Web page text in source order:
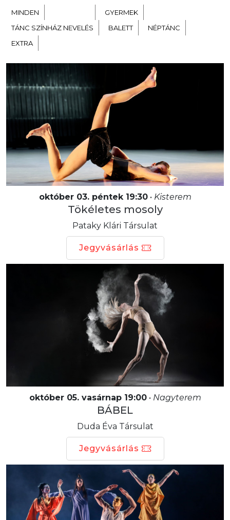
MINDEN
GYERMEK
TÁNC SZÍNHÁZ NEVELÉS
BALETT
NÉPTÁNC
EXTRA
október 03. péntek 19:30• Kisterem
Tökéletes mosoly
Pataky Klári Társulat
Jegyvásárlás
október 05. vasárnap 19:00• Nagyterem
BÁBEL
Duda Éva Társulat
Jegyvásárlás